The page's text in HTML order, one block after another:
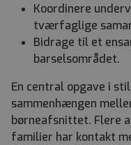
Koordinere
tværfaglige
Bidrage til et
barselsområdet.
En central opgave i
sammenhængen
børneafsnittet. Flere
familier har kontakt